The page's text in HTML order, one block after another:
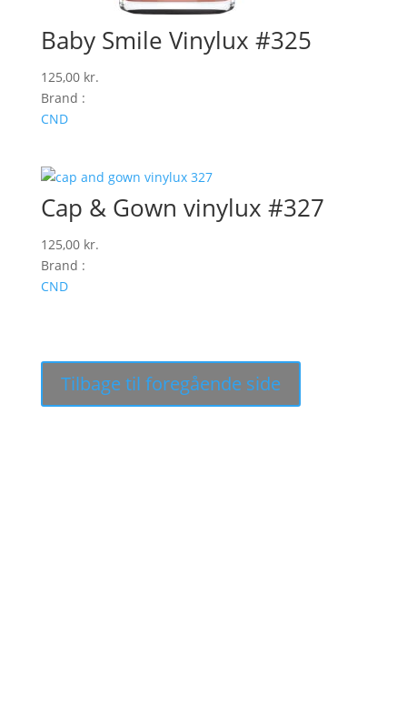
Baby Smile Vinylux #325
125,00 kr.
Brand :
CND
Cap & Gown vinylux #327
125,00 kr.
Brand :
CND